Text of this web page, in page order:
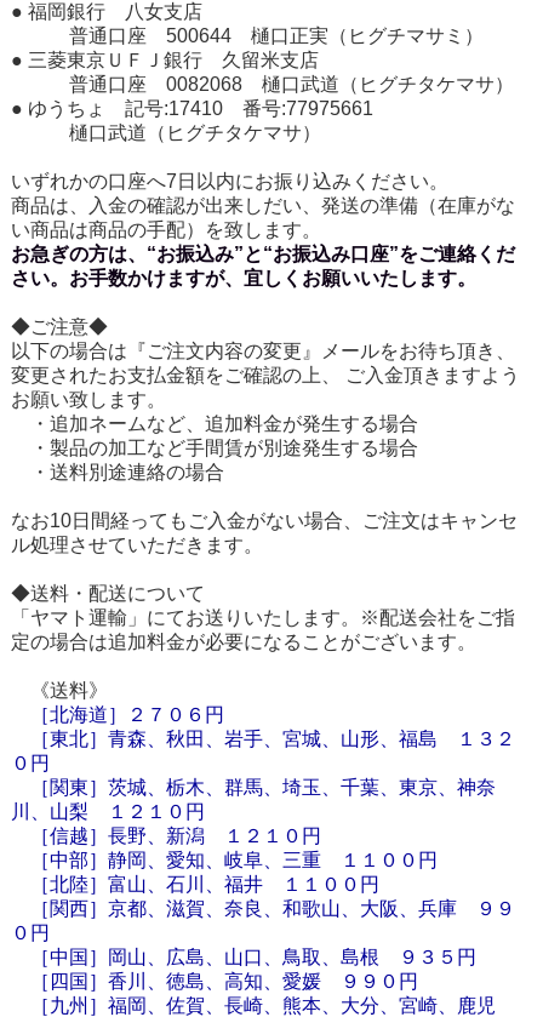
● 福岡銀行 八女支店
普通口座 500644 樋口正実（ヒグチマサミ）
● 三菱東京ＵＦＪ銀行 久留米支店
普通口座 0082068 樋口武道（ヒグチタケマサ）
● ゆうちょ 記号:17410 番号:77975661
樋口武道（ヒグチタケマサ）
いずれかの口座へ7日以内にお振り込みください。
商品は、入金の確認が出来しだい、発送の準備（在庫がな
い商品は商品の手配）を致します。
お急ぎの方は、“お振込み”と“お振込み口座”をご連絡くだ
さい。お手数かけますが、宜しくお願いいたします。
◆ご注意◆
以下の場合は『ご注文内容の変更』メールをお待ち頂き、
変更されたお支払金額をご確認の上、 ご入金頂きますよう
お願い致します。
・追加ネームなど、追加料金が発生する場合
・製品の加工など手間賃が別途発生する場合
・送料別途連絡の場合
なお10日間経ってもご入金がない場合、ご注文はキャンセ
ル処理させていただきます。
◆送料・配送について
「ヤマト運輸」にてお送りいたします。※配送会社をご指
定の場合は追加料金が必要になることがございます。
《送料》
［北海道］
２７０６円
［東北］青森、秋田、岩手、宮城、山形、福島 １３２
０円
［関東］茨城、栃木、群馬、埼玉、千葉、東京、神奈
川、山梨 １２１０円
［信越］長野、新潟 １２１０円
［中部］静岡、愛知、岐阜、三重 １１００円
［北陸］富山、石川、福井 １１００円
［関西］京都、滋賀、奈良、和歌山、大阪、兵庫 ９９
０円
［中国］岡山、広島、山口、鳥取、島根 ９３５円
［四国］香川、徳島、高知、愛媛 ９９０円
［九州］福岡、佐賀、長崎、熊本、大分、宮崎、鹿児